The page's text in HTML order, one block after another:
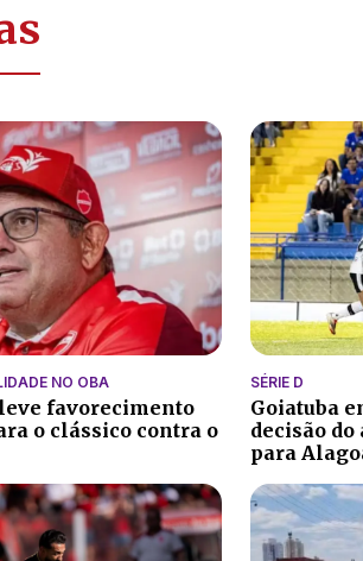
NO OBA
favorecimento
o clássico contra o
SÉRIE D
Goiatuba
decisão do
para